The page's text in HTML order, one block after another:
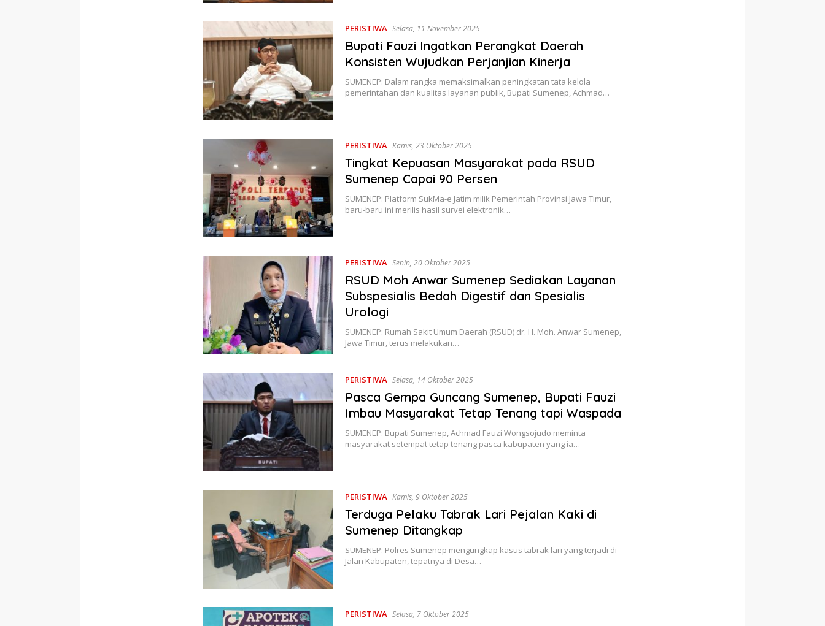
PERISTIWA Selasa, 11 November 2025
Bupati Fauzi Ingatkan Perangkat Daerah
Konsisten Wujudkan Perjanjian Kinerja
SUMENEP: Dalam rangka memaksimalkan peningkatan tata kelola
pemerintahan dan kualitas layanan publik, Bupati Sumenep, Achmad…
PERISTIWA Kamis, 23 Oktober 2025
Tingkat Kepuasan Masyarakat pada RSUD
Sumenep Capai 90 Persen
SUMENEP: Platform SukMa-e Jatim milik Pemerintah Provinsi Jawa Timur,
baru-baru ini merilis hasil survei elektronik…
PERISTIWA Senin, 20 Oktober 2025
RSUD Moh Anwar Sumenep Sediakan Layanan
Subspesialis Bedah Digestif dan Spesialis
Urologi
SUMENEP: Rumah Sakit Umum Daerah (RSUD) dr. H. Moh. Anwar Sumenep,
Jawa Timur, terus melakukan…
PERISTIWA Selasa, 14 Oktober 2025
Pasca Gempa Guncang Sumenep, Bupati Fauzi
Imbau Masyarakat Tetap Tenang tapi Waspada
SUMENEP: Bupati Sumenep, Achmad Fauzi Wongsojudo meminta
masyarakat setempat tetap tenang pasca kabupaten yang ia…
PERISTIWA Kamis, 9 Oktober 2025
Terduga Pelaku Tabrak Lari Pejalan Kaki di
Sumenep Ditangkap
SUMENEP: Polres Sumenep mengungkap kasus tabrak lari yang terjadi di
Jalan Kabupaten, tepatnya di Desa…
PERISTIWA Selasa, 7 Oktober 2025